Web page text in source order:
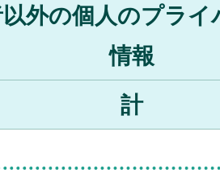
外の個人のプラ
情報
計